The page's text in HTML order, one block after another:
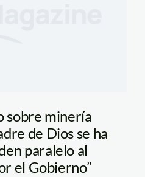
sobre minería
de Dios se ha
paralelo al
el Gobierno”